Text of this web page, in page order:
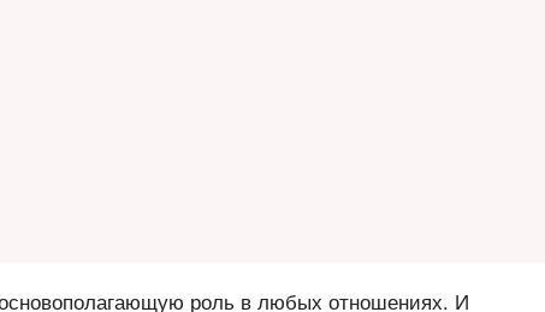
роль в любых отношениях. И